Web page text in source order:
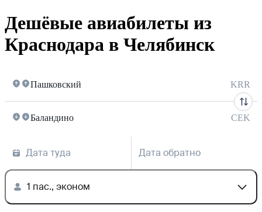
Дешёвые авиабилеты из
Краснодара в Челябинск
Пашковский KRR
Баландино CEK
Дата туда Дата обратно
1 пас., эконом